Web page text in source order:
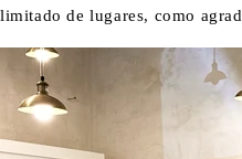
limitado de lugares, como